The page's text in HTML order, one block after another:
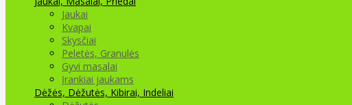
Jaukai
Kvapai
Skysčiai
Peletės, Granulės
Gyvi masalai
Įrankiai jaukams
Dėžės, Dėžutės, Kibirai, Indeliai